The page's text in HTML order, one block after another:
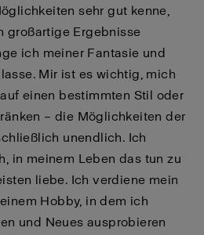
sehr gut kenne,
großartige Ergebnisse
ich meiner Fantasie und
Mir ist es wichtig, mich
einen bestimmten Stil oder
– die Möglichkeiten der
unendlich. Ich
in meinem Leben das tun zu
liebe. Ich verdiene mein
Hobby, in dem ich
und Neues ausprobieren